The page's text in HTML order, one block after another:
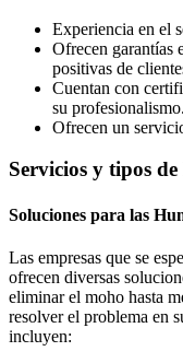
Experiencia en el
Ofrecen garantías
positivas de
Cuentan con
su profesionalismo.
Ofrecen un
Servicios y tipos
Soluciones para las
Las empresas que se
ofrecen diversas
eliminar el moho hasta
resolver el problema en
incluyen: